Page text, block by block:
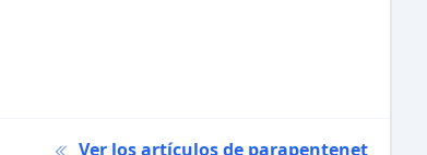
Ver los artículos de parapentenet